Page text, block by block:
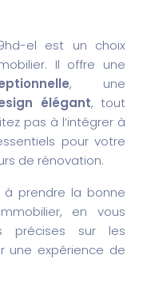
el est un choix
Il offre une
, une
élégant, tout
pas à l’intégrer à
pour votre
de rénovation.
à prendre la bonne
en vous
précises sur les
une expérience de